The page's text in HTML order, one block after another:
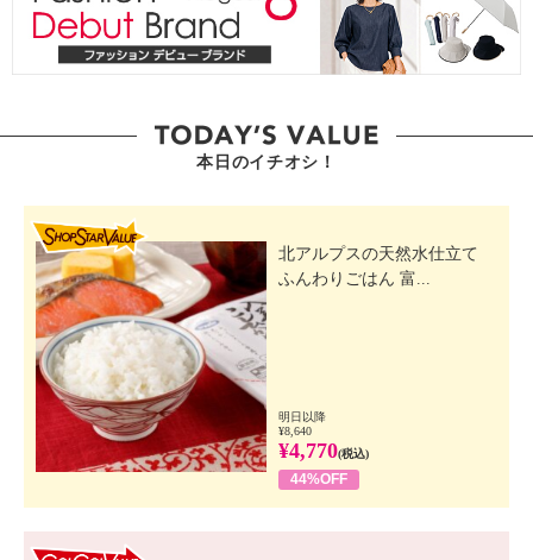
本日のイチオシ！
北アルプスの天然水仕立て
ふんわりごはん 富...
明日以降
¥8,640
¥4,770(税込)
44%OFF